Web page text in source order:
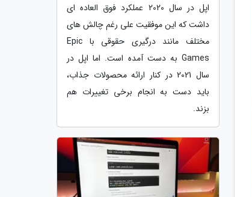
اپل در سال 2020 عملکرد فوق العاده ای
داشت که این موفقیت علی رغم چالش های
مختلف مانند درگیری حقوقی با Epic
Games به دست آمده است. اما اپل در
سال 2021 در کنار ارائه محصولات جذاب،
باید دست به انجام برخی تغییرات هم
بزند.